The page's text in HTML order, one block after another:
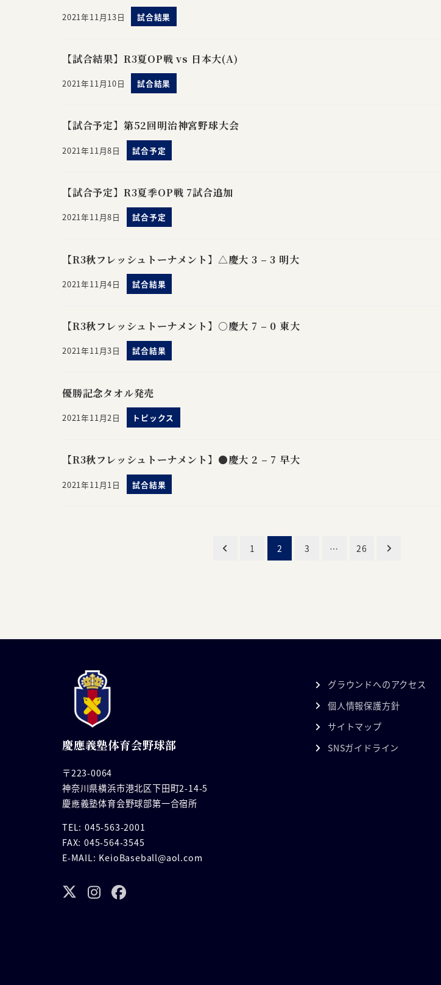
2021年11月13日 試合結果
【試合結果】R3夏OP戦 vs 日本大(A)
2021年11月10日 試合結果
【試合予定】第52回明治神宮野球大会
2021年11月8日 試合予定
【試合予定】R3夏季OP戦 7試合追加
2021年11月8日 試合予定
【R3秋フレッシュトーナメント】△慶大 3 – 3 明大
2021年11月4日 試合結果
【R3秋フレッシュトーナメント】○慶大 7 – 0 東大
2021年11月3日 試合結果
優勝記念タオル発売
2021年11月2日 トピックス
【R3秋フレッシュトーナメント】●慶大 2 – 7 早大
2021年11月1日 試合結果
ー
シ
ン
1 2 3 … 26
慶應義塾体育会野球部
〒223-0064
神奈川県横浜市港北区下田町2-14-5
慶應義塾体育会野球部第一合宿所
TEL: 045-563-2001
FAX: 045-564-3545
E-MAIL: KeioBaseball@aol.com
グラウンドへのアクセス
個人情報保護方針
サイトマップ
SNSガイドライン